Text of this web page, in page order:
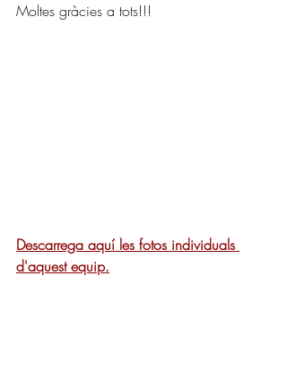
Moltes gràcies a tots!!!
Descarrega aquí les fotos individuals
d'aquest equip.